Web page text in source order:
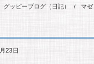
グッピーブログ（日記） マ
23日